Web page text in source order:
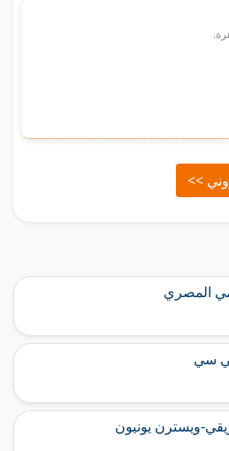
>>
المصري
سي
ويسترن يونيون